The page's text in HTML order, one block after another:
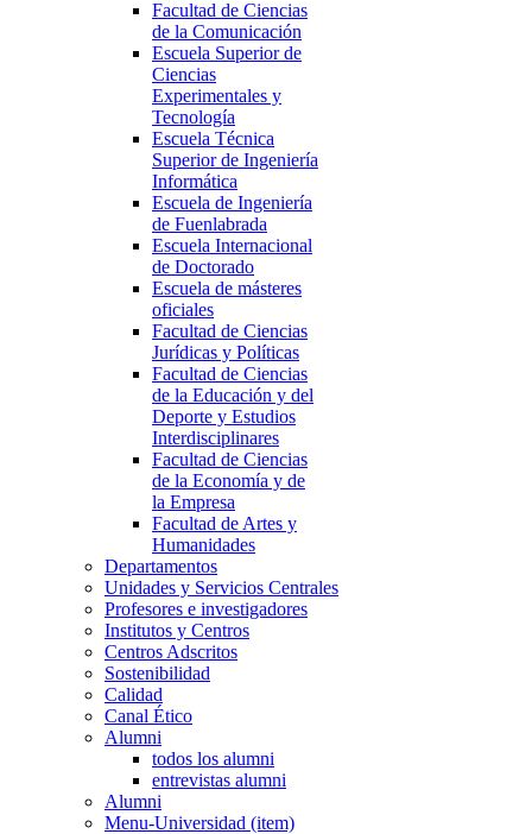
Facultad de Ciencias
de la Comunicación
Escuela Superior de
Ciencias
Experimentales y
Tecnología
Escuela Técnica
Superior de Ingeniería
Informática
Escuela de Ingeniería
de Fuenlabrada
Escuela Internacional
de Doctorado
Escuela de másteres
oficiales
Facultad de Ciencias
Jurídicas y Políticas
Facultad de Ciencias
de la Educación y del
Deporte y Estudios
Interdisciplinares
Facultad de Ciencias
de la Economía y de
la Empresa
Facultad de Artes y
Humanidades
Departamentos
Unidades y Servicios Centrales
Profesores e investigadores
Institutos y Centros
Centros Adscritos
Sostenibilidad
Calidad
Canal Ético
Alumni
todos los alumni
entrevistas alumni
Alumni
Menu-Universidad (item)